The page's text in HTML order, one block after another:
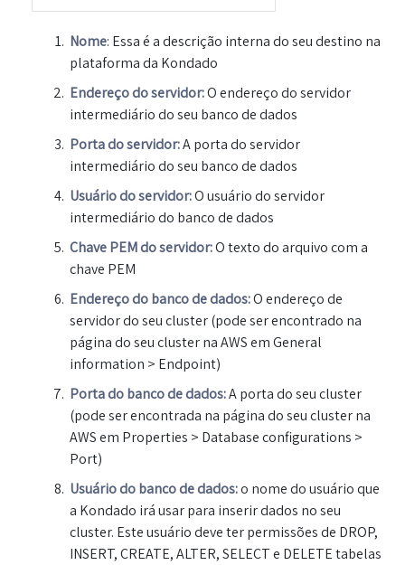
Nome: Essa é a descrição interna do seu destino na
plataforma da Kondado
Endereço do servidor:O endereço do servidor
intermediário do seu banco de dados
Porta do servidor:A porta do servidor
intermediário do seu banco de dados
Usuário do servidor:O usuário do servidor
intermediário do banco de dados
Chave PEM do servidor:O texto do arquivo com a
chave PEM
Endereçodo banco de dados:O endereço de
servidor do seu cluster (pode ser encontrado na
página do seu cluster na AWS em General
information > Endpoint)
Portado banco de dados:A porta do seu cluster
(pode ser encontrada na página do seu cluster na
AWS em Properties > Database configurations >
Port)
Usuário do banco de dados:o nome do usuário que
a Kondado irá usar para inserir dados no seu
cluster. Este usuário deve ter permissões de DROP,
INSERT, CREATE, ALTER, SELECT e DELETE tabelas